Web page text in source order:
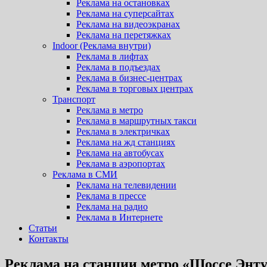
Реклама на остановках
Реклама на суперсайтах
Реклама на видеоэкранах
Реклама на перетяжках
Indoor (Реклама внутри)
Реклама в лифтах
Реклама в подъездах
Реклама в бизнес-центрах
Реклама в торговых центрах
Транспорт
Реклама в метро
Реклама в маршрутных такси
Реклама в электричках
Реклама на жд станциях
Реклама на автобусах
Реклама в аэропортах
Реклама в СМИ
Реклама на телевидении
Реклама в прессе
Реклама на радио
Реклама в Интернете
Статьи
Контакты